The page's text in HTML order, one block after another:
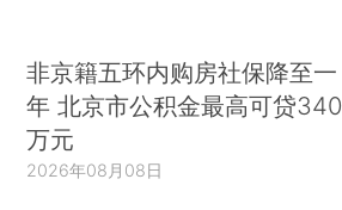
非京籍五环内购房社保降至一
年 北京市公积金最高可贷340
万元
2026年08月08日